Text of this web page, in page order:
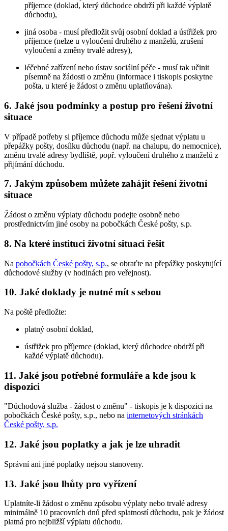
příjemce (doklad, který důchodce obdrží při každé výplatě
důchodu),
jiná osoba - musí předložit svůj osobní doklad a ústřižek pro
příjemce (nelze u vyloučení druhého z manželů, zrušení
vyloučení a změny trvalé adresy),
léčebné zařízení nebo ústav sociální péče - musí tak učinit
písemně na žádosti o změnu (informace i tiskopis poskytne
pošta, u které je žádost o změnu uplatňována).
6. Jaké jsou podmínky a postup pro řešení životní
situace
V případě potřeby si příjemce důchodu může sjednat výplatu u
přepážky pošty, dosílku důchodu (např. na chalupu, do nemocnice),
změnu trvalé adresy bydliště, popř. vyloučení druhého z manželů z
přijímání důchodu.
7. Jakým způsobem můžete zahájit řešení životní
situace
Žádost o změnu výplaty důchodu podejte osobně nebo
prostřednictvím jiné osoby na pobočkách České pošty, s.p.
8. Na které instituci životní situaci řešit
Na pobočkách České pošty, s.p., se obraťte na přepážky poskytující
důchodové služby (v hodinách pro veřejnost).
10. Jaké doklady je nutné mít s sebou
Na poště předložte:
platný osobní doklad,
ústřižek pro příjemce (doklad, který důchodce obdrží při
každé výplatě důchodu).
11. Jaké jsou potřebné formuláře a kde jsou k
dispozici
"Důchodová služba - žádost o změnu" - tiskopis je k dispozici na
pobočkách České pošty, s.p., nebo na internetových stránkách
České pošty, s.p.
12. Jaké jsou poplatky a jak je lze uhradit
Správní ani jiné poplatky nejsou stanoveny.
13. Jaké jsou lhůty pro vyřízení
Uplatníte-li žádost o změnu způsobu výplaty nebo trvalé adresy
minimálně 10 pracovních dnů před splatností důchodu, pak je žádost
platná pro nejbližší výplatu důchodu.